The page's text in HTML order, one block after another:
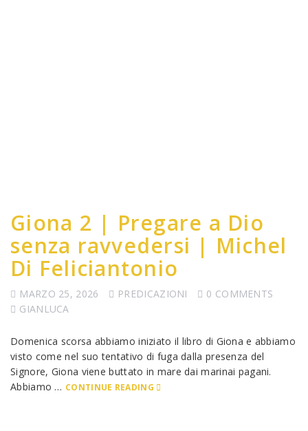
Giona 2 | Pregare a Dio
senza ravvedersi | Michel
Di Feliciantonio
MARZO 25, 2026 PREDICAZIONI
0 COMMENTS
GIANLUCA
Domenica scorsa abbiamo iniziato il libro di Giona e abbiamo
visto come nel suo tentativo di fuga dalla presenza del
Signore, Giona viene buttato in mare dai marinai pagani.
Abbiamo … CONTINUE READING